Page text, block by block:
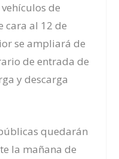
de
cara al 12 de
se ampliará de
de entrada de
y descarga
quedarán
la mañana de